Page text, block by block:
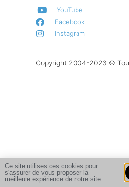
YouTube
Facebook
Instagram
Copyright 2004-2023 ©
Ce site utilises des cookies pour
s'assurer de vous proposer la
meilleure expérience de notre site.